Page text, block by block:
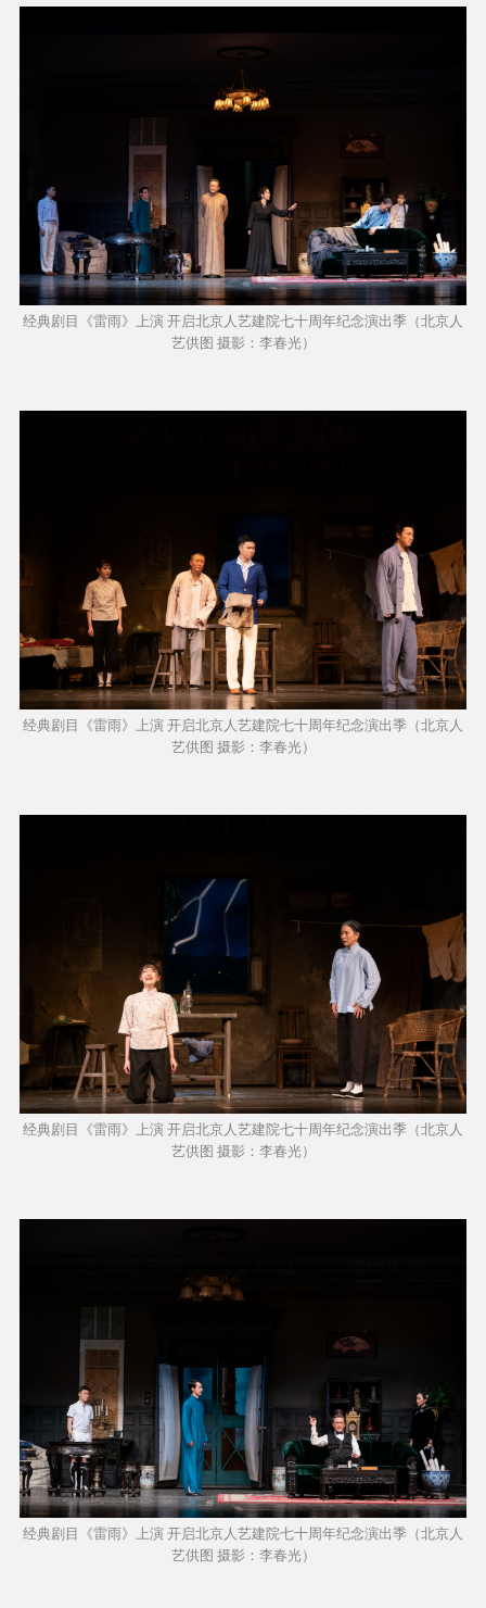
经典剧目《雷雨》上演 开启北京人艺建院七十周年纪念演出季（北京人
艺供图 摄影：李春光）
经典剧目《雷雨》上演 开启北京人艺建院七十周年纪念演出季（北京人
艺供图 摄影：李春光）
经典剧目《雷雨》上演 开启北京人艺建院七十周年纪念演出季（北京人
艺供图 摄影：李春光）
经典剧目《雷雨》上演 开启北京人艺建院七十周年纪念演出季（北京人
艺供图 摄影：李春光）